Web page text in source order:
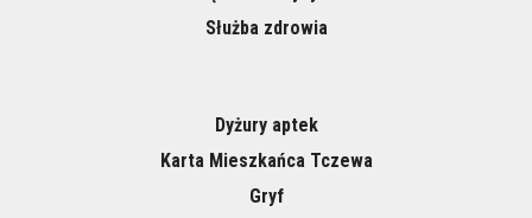
Służba zdrowia
Dyżury aptek
Karta Mieszkańca Tczewa
Gryf